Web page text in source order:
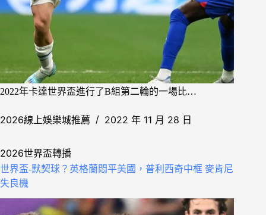
2022年卡達世界盃進行了B組第二輪的一場比…
2026線上娛樂城推薦 2022 年 11 月 28 日
2026世界盃轉播
世界盃-默契球？英格蘭悶平美國，普利西奇中框 麥肯尼
失良機